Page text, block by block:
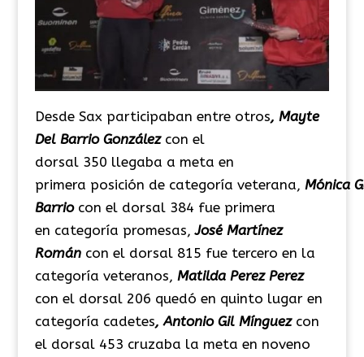
Desde Sax participaban entre otros, Mayte
Del Barrio Gonzálezcon el
dorsal 350 llegaba a meta en
primera posición de categoría veterana, Mónica
Barrio con el dorsal 384 fue primera
en categoría promesas,José Martínez
Román con el dorsal 815 fue tercero en la
categoría veteranos, Matilda Perez Perez
con el dorsal 206 quedó en quinto lugar en
categoría cadetes, Antonio Gil Mínguezcon
el dorsal 453 cruzaba la meta en noveno